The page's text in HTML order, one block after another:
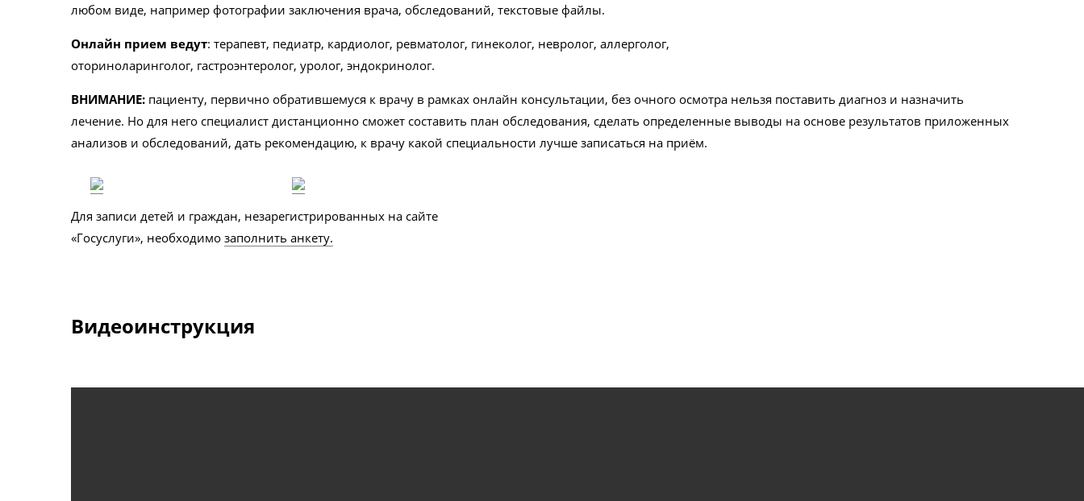
любом виде, например фотографии заключения врача, обследований, текстовые файлы.
Онлайн прием ведут: терапевт, педиатр, кардиолог, ревматолог, гинеколог, невролог, аллерголог,
оториноларинголог, гастроэнтеролог, уролог, эндокринолог.
ВНИМАНИЕ: пациенту, первично обратившемуся к врачу в рамках онлайн консультации, без очного осмотра нельзя поставить диагноз и назначить
лечение. Но для него специалист дистанционно сможет составить план обследования, сделать определенные выводы на основе результатов приложенных
анализов и обследований, дать рекомендацию, к врачу какой специальности лучше записаться на приём.
Для записи детей и граждан, незарегистрированных на сайте
«Госуслуги», необходимо заполнить анкету.
Видеоинструкция